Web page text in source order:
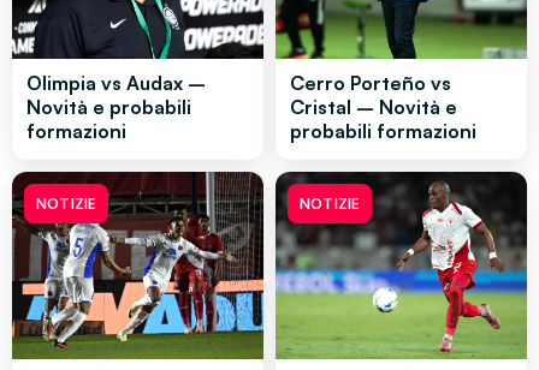
Olimpia vs Audax –
Novità e probabili
formazioni
Cerro Porteño vs
Cristal – Novità e
probabili formazioni
NOTIZIE NOTIZIE